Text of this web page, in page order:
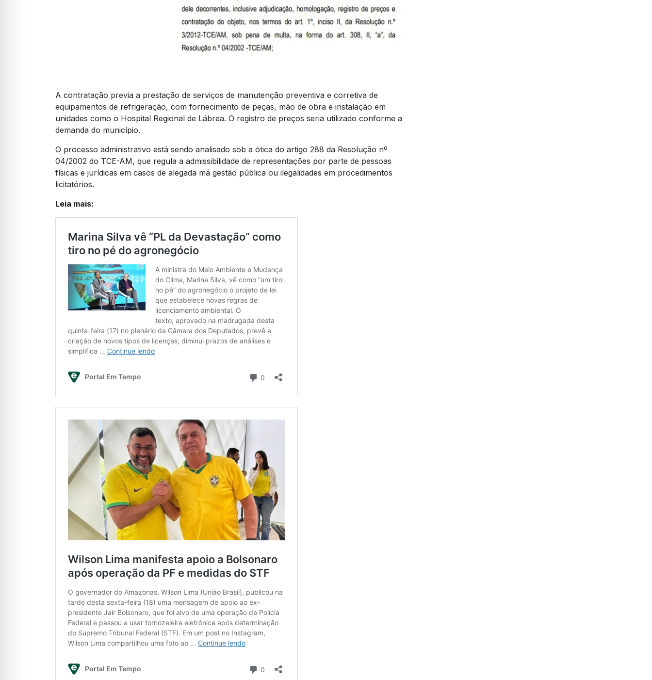
A contratação previa a prestação de serviços de manutenção preventiva e corretiva de
equipamentos de refrigeração, com fornecimento de peças, mão de obra e instalação em
unidades como o Hospital Regional de Lábrea. O registro de preços seria utilizado conforme a
demanda do município.
O processo administrativo está sendo analisado sob a ótica do artigo 288 da Resolução nº
04/2002 do TCE-AM, que regula a admissibilidade de representações por parte de pessoas
físicas e jurídicas em casos de alegada má gestão pública ou ilegalidades em procedimentos
licitatórios.
Leia mais: